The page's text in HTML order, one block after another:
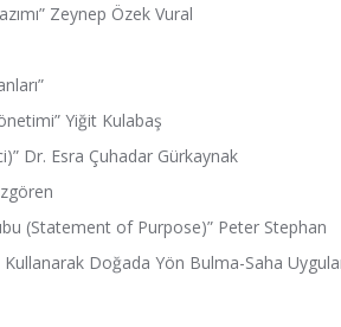
Zeynep Özek Vural
Yiğit Kulabaş
Dr. Esra Çuhadar Gürkaynak
(Statement of Purpose)” Peter Stephan
Doğada Yön Bulma-Saha